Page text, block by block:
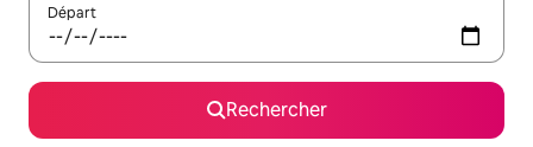
Départ
Rechercher